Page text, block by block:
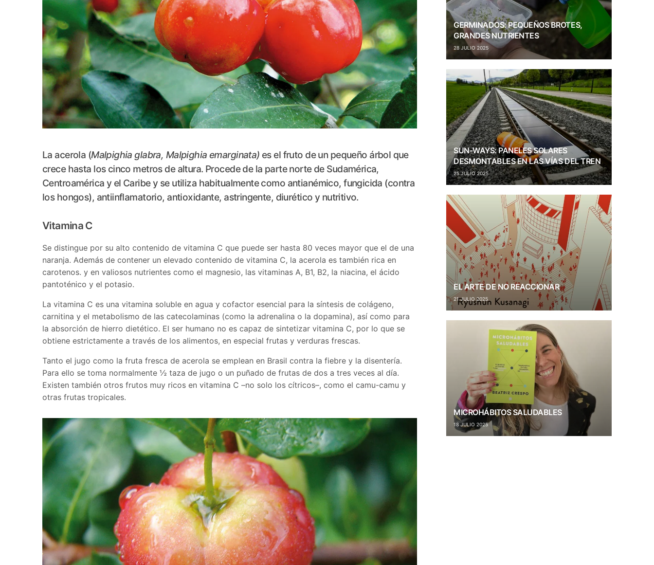
La acerola (Malpighia glabra, Malpighia emarginata) es el fruto de un pequeño árbol que
crece hasta los cinco metros de altura. Procede de la parte norte de Sudamérica,
Centroamérica y el Caribe y se utiliza habitualmente como antianémico, fungicida (contra
los hongos), antiinflamatorio, antioxidante, astringente, diurético y nutritivo.
Vitamina C
Se distingue por su alto contenido de vitamina C que puede ser hasta 80 veces mayor que el de una
naranja. Además de contener un elevado contenido de vitamina C, la acerola es también rica en
carotenos. y en valiosos nutrientes como el magnesio, las vitaminas A, B1, B2, la niacina, el ácido
pantoténico y el potasio.
La vitamina C es una vitamina soluble en agua y cofactor esencial para la síntesis de colágeno,
carnitina y el metabolismo de las catecolaminas (como la adrenalina o la dopamina), así como para
la absorción de hierro dietético. El ser humano no es capaz de sintetizar vitamina C, por lo que se
obtiene estrictamente a través de los alimentos, en especial frutas y verduras frescas.
Tanto el jugo como la fruta fresca de acerola se emplean en Brasil contra la fiebre y la disentería.
Para ello se toma normalmente ½ taza de jugo o un puñado de frutas de dos a tres veces al día.
Existen también otros frutos muy ricos en vitamina C –no solo los cítricos–, como el camu-camu y
otras frutas tropicales.
GERMINADOS: PEQUEÑOS BROTES,
GRANDES NUTRIENTES
28 JULIO 2025
SUN-WAYS: PANELES SOLARES
DESMONTABLES EN LAS VÍAS DEL TREN
25 JULIO 2025
EL ARTE DE NO REACCIONAR
21 JULIO 2025
MICROHÁBITOS SALUDABLES
18 JULIO 2025